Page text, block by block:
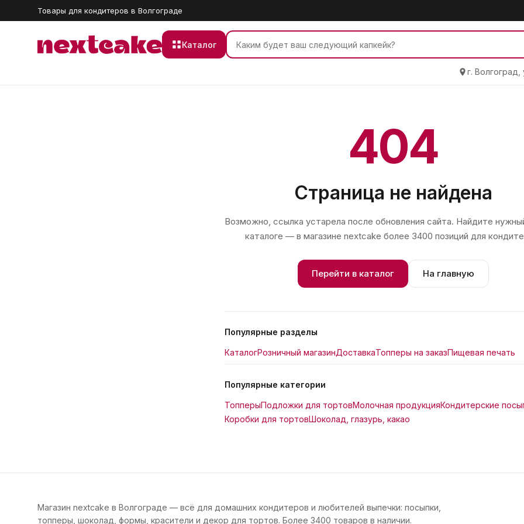
Товары для кондитеров в Волгограде
Каталог
г.
404
Страница не найдена
Возможно, ссылка устарела после обновления сайта. Найдите
каталоге — в магазине nextcake более 3400 позиций для
Перейти в каталог На главную
Популярные разделы
КаталогРозничный магазинДоставкаТопперы на заказПищевая печать
Популярные категории
ТопперыПодложки для тортовМолочная продукцияКондитерские
Коробки для тортовШоколад, глазурь, какао
Магазин nextcake в Волгограде — всё для домашних кондитеров и любителей выпечки: посыпки,
топперы, шоколад, формы, красители и декор для тортов. Более 3400 товаров в наличии.